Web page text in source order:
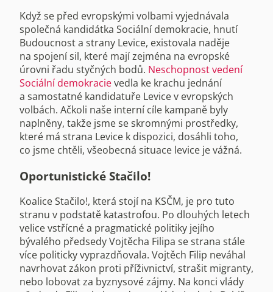
Když se před evropskými volbami vyjednávala
společná kandidátka Sociální demokracie, hnutí
Budoucnost a strany Levice, existovala naděje
na spojení sil, které mají zejména na evropské
úrovni řadu styčných bodů. Neschopnost vedení
Sociální demokracievedla ke krachu jednání
a samostatné kandidatuře Levice v evropských
volbách. Ačkoli naše interní cíle kampaně byly
naplněny, takže jsme se skromnými prostředky,
které má strana Levice k dispozici, dosáhli toho,
co jsme chtěli, všeobecná situace levice je vážná.
Oportunistické Stačilo!
Koalice Stačilo!, která stojí na KSČM, je pro tuto
stranu v podstatě katastrofou. Po dlouhých letech
velice vstřícné a pragmatické politiky jejího
bývalého předsedy Vojtěcha Filipa se strana stále
více politicky vyprazdňovala. Vojtěch Filip neváhal
navrhovat zákon proti příživnictví, strašit migranty,
nebo lobovat za byznysové zájmy. Na konci vlády